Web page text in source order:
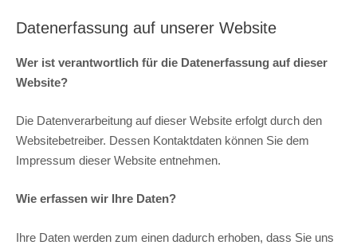
Datenerfassung auf unserer Website
Wer ist verantwortlich für die Datenerfassung auf dieser
Website?
Die Datenverarbeitung auf dieser Website erfolgt durch den
Websitebetreiber. Dessen Kontaktdaten können Sie dem
Impressum dieser Website entnehmen.
Wie erfassen wir Ihre Daten?
Ihre Daten werden zum einen dadurch erhoben, dass Sie uns